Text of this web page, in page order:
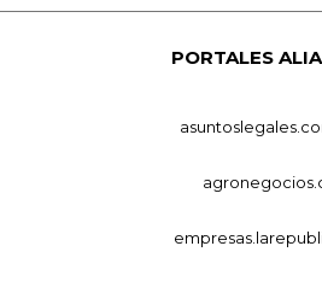
PORTALES